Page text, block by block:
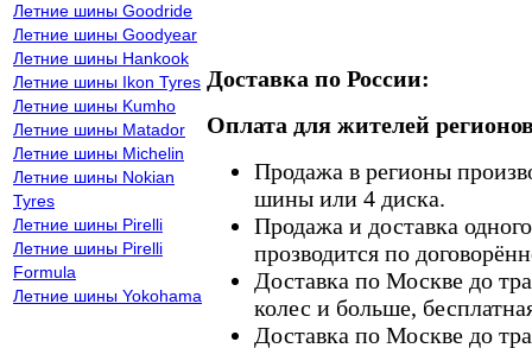
Летние шины Goodride
Летние шины Goodyear
Летние шины Hankook
Летние шины Ikon Tyres
Летние шины Kumho
Летние шины Matador
Летние шины Michelin
Летние шины Nokian
Tyres
Летние шины Pirelli
Летние шины Pirelli
Formula
Летние шины Yokohama
Доставка по России:
Оплата для жителей
Продажа в регионы
шины или 4 диска.
Продажа и доставка
прозводится по
Доставка по Москве до
колес и больше,
Доставка по Москве до